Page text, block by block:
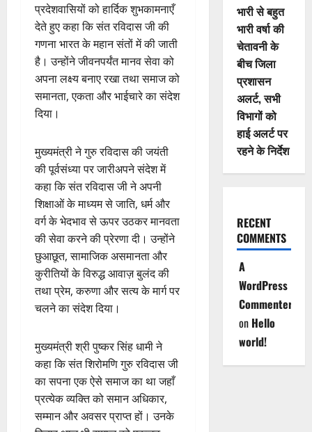
प्रदेशवासियों को हार्दिक शुभकामनाएँ
देते हुए कहा कि संत रविदास जी की
गणना भारत के महान संतों में की जाती
है। उन्होंने जीवनपर्यंत मानव सेवा को
अपना लक्ष्य बनाए रखा तथा समाज को
समानता, एकता और भाईचारे का संदेश
दिया।
मुख्यमंत्री ने गुरु रविदास की जयंती
की पूर्वसंध्या पर जारीअपने संदेश में
कहा कि संत रविदास जी ने अपनी
शिक्षाओं के माध्यम से जाति, धर्म और
वर्ग के भेदभाव से ऊपर उठकर मानवता
की सेवा करने की प्रेरणा दी। उन्होंने
छुआछूत, सामाजिक असमानता और
कुरीतियों के विरुद्ध आवाज़ बुलंद की
तथा प्रेम, करुणा और सत्य के मार्ग पर
चलने का संदेश दिया।
मुख्यमंत्री श्री पुष्कर सिंह धामी ने
कहा कि संत शिरोमणि गुरु रविदास जी
का सपना एक ऐसे समाज का था जहाँ
प्रत्येक व्यक्ति को समान अधिकार,
सम्मान और अवसर प्राप्त हों। उनके
भारी से बहुत
भारी वर्षा की
चेतावनी के
बीच जिला
प्रशासन
अलर्ट, सभी
विभागों को
हाई अलर्ट पर
रहने के निर्देश
RECENT
COMMENTS
A
WordPress
Commenter
on Hello
world!